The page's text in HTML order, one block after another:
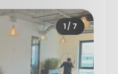
1/ 7